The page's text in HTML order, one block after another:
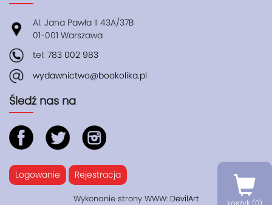
koszyk (0)
Al. Jana Pawła II 43A/37B
01-001 Warszawa
tel: 783 002 983
wydawnictwo@bookolika.pl
Śledź nas na
Logowanie Rejestracja
Wykonanie strony WWW: DevilArt